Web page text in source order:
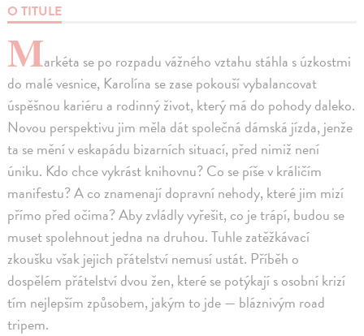
O TITULE
Markéta se po rozpadu vážného vztahu stáhla s úzkostmi
do malé vesnice, Karolína se zase pokouší vybalancovat
úspěšnou kariéru a rodinný život, který má do pohody daleko.
Novou perspektivu jim měla dát společná dámská jízda, jenže
ta se mění v eskapádu bizarních situací, před nimiž není
úniku. Kdo chce vykrást knihovnu? Co se píše v králičím
manifestu? A co znamenají dopravní nehody, které jim mizí
přímo před očima? Aby zvládly vyřešit, co je trápí, budou se
muset spolehnout jedna na druhou. Tuhle zatěžkávací
zkoušku však jejich přátelství nemusí ustát. Příběh o
dospělém přátelství dvou žen, které se potýkají s osobní krizí
tím nejlepším způsobem, jakým to jde — bláznivým road
tripem.